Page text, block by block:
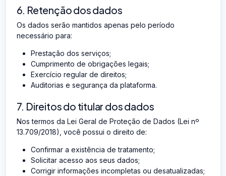
6. Retenção dos dados
Os dados serão mantidos apenas pelo período
necessário para:
Prestação dos serviços;
Cumprimento de obrigações legais;
Exercício regular de direitos;
Auditorias e segurança da plataforma.
7. Direitos do titular dos dados
Nos termos da Lei Geral de Proteção de Dados (Lei nº
13.709/2018), você possui o direito de:
Confirmar a existência de tratamento;
Solicitar acesso aos seus dados;
Corrigir informações incompletas ou desatualizadas;